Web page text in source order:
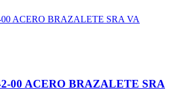
00 ACERO BRAZALETE SRA